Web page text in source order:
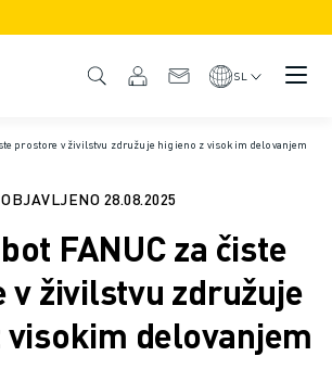
DVOJČKOV
CNC
SL
prostore v živilstvu združuje higieno z visokim delovanjem
OBJAVLJENO 28.08.2025
FANUC za čiste
v živilstvu združuje
visokim delovanjem